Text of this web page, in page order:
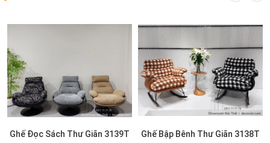
Ghế Đọc Sách Thư Giãn 3139T
Ghế Bập Bênh Thư Giãn 3138T